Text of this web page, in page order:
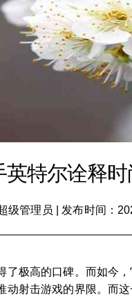
英特尔诠释
级管理员 发布时间：
了极高的口碑。而如今
射击游戏的界限。而